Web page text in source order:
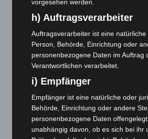
Januar 2026(122)
Dezember 2025
(103)
November 2025(114)
Oktober 2025(112)
August 2025(90)
Juli 2025(90)
Juni 2025(103)
Mai 2025(112)
vorgesehen werden.
h) Auftragsverarbeiter
Auftragsverarbeiter ist eine
Person, Behörde, Einrichtung oder
personenbezogene Daten im Auftrag
Verantwortlichen verarbeitet.
i) Empfänger
Empfänger ist eine natürliche oder
Behörde, Einrichtung oder andere
personenbezogene Daten offengelegt
unabhängig davon, ob es sich bei ihr